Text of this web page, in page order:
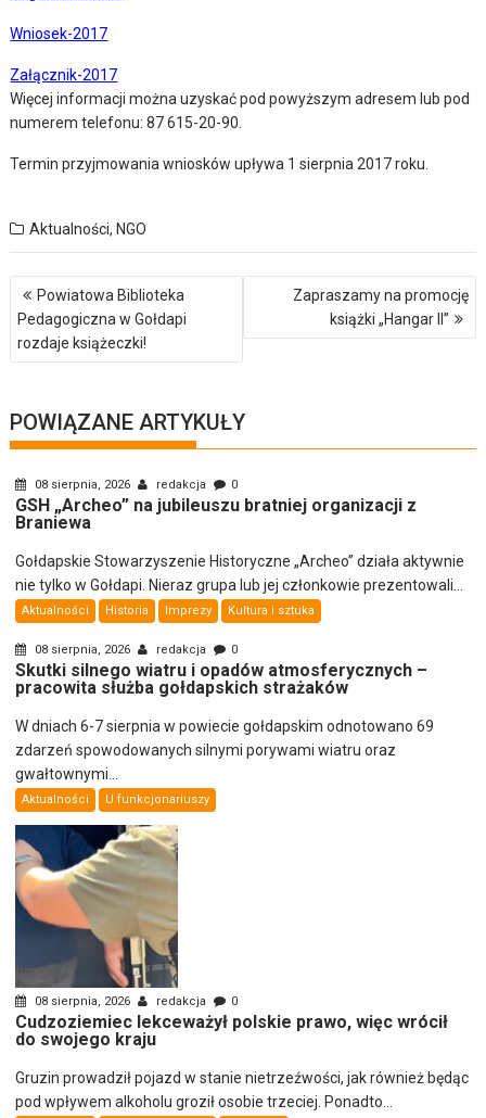
Wniosek-2017
Załącznik-2017
Więcej informacji można uzyskać pod powyższym adresem lub pod
numerem telefonu: 87 615-20-90.
Termin przyjmowania wniosków upływa 1 sierpnia 2017 roku.
Aktualności,NGO
Nawigacja
wpisu
Powiatowa Biblioteka
Pedagogiczna w Gołdapi
rozdaje książeczki!
Zapraszamy na promocję
książki „Hangar II”
POWIĄZANE ARTYKUŁY
08 sierpnia, 2026 redakcja 0
GSH „Archeo” na jubileuszu bratniej organizacji z
Braniewa
Gołdapskie Stowarzyszenie Historyczne „Archeo” działa aktywnie
nie tylko w Gołdapi. Nieraz grupa lub jej członkowie prezentowali...
Aktualności Historia Imprezy Kultura i sztuka
08 sierpnia, 2026 redakcja 0
Skutki silnego wiatru i opadów atmosferycznych –
pracowita służba gołdapskich strażaków
W dniach 6-7 sierpnia w powiecie gołdapskim odnotowano 69
zdarzeń spowodowanych silnymi porywami wiatru oraz
gwałtownymi...
Aktualności U funkcjonariuszy
08 sierpnia, 2026 redakcja 0
Cudzoziemiec lekceważył polskie prawo, więc wrócił
do swojego kraju
Gruzin prowadził pojazd w stanie nietrzeźwości, jak również będąc
pod wpływem alkoholu groził osobie trzeciej. Ponadto...